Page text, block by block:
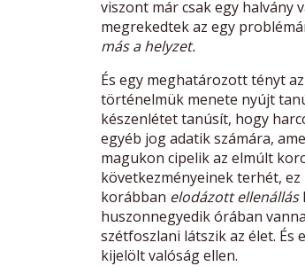
viszont már csak egy halvány
megrekedtek az egy
más a helyzet.
És egy meghatározott tényt
történelmük menete nyújt
készenlétet tanúsít, hogy
egyéb jog adatik számára,
magukon cipelik az elmúlt
következményeinek terhét,
korábban elodázott ellenállás
huszonnegyedik órában
szétfoszlani látszik az élet.
kijelölt valóság ellen.